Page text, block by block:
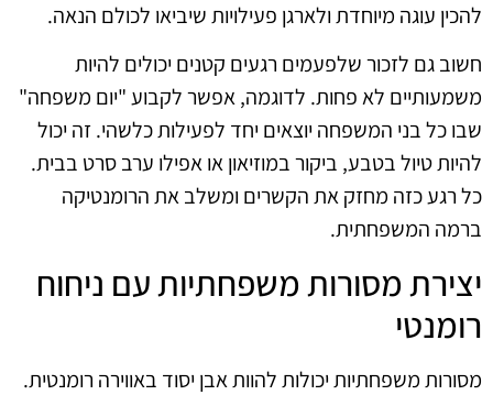
להכין עוגה מיוחדת ולארגן פעילויות שיביאו לכולם הנאה.
חשוב גם לזכור שלפעמים רגעים קטנים יכולים להיות
משמעותיים לא פחות. לדוגמה, אפשר לקבוע "יום משפחה"
שבו כל בני המשפחה יוצאים יחד לפעילות כלשהי. זה יכול
להיות טיול בטבע, ביקור במוזיאון או אפילו ערב סרט בבית.
כל רגע כזה מחזק את הקשרים ומשלב את הרומנטיקה
ברמה המשפחתית.
יצירת מסורות משפחתיות עם ניחוח
רומנטי
מסורות משפחתיות יכולות להוות אבן יסוד באווירה רומנטית.